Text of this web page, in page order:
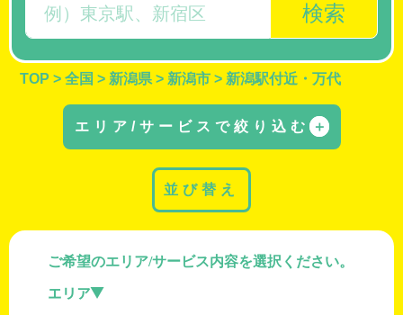
検索
TOP > 全国 > 新潟県 > 新潟市 > 新潟駅付近・万代
エリア/サービスで絞り込む ＋
ご希望のエリア/サービス内容を選択ください。
エリア
並び替え